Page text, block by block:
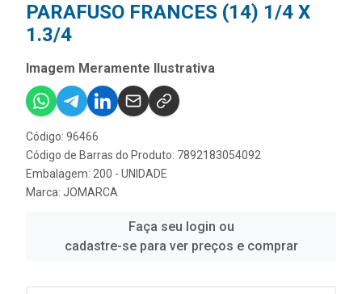
PARAFUSO FRANCES (14) 1/4 X
1.3/4
Imagem Meramente Ilustrativa
Código: 96466
Código de Barras do Produto: 7892183054092
Embalagem: 200 - UNIDADE
Marca: JOMARCA
Faça seu login ou
cadastre-se para ver preços e comprar